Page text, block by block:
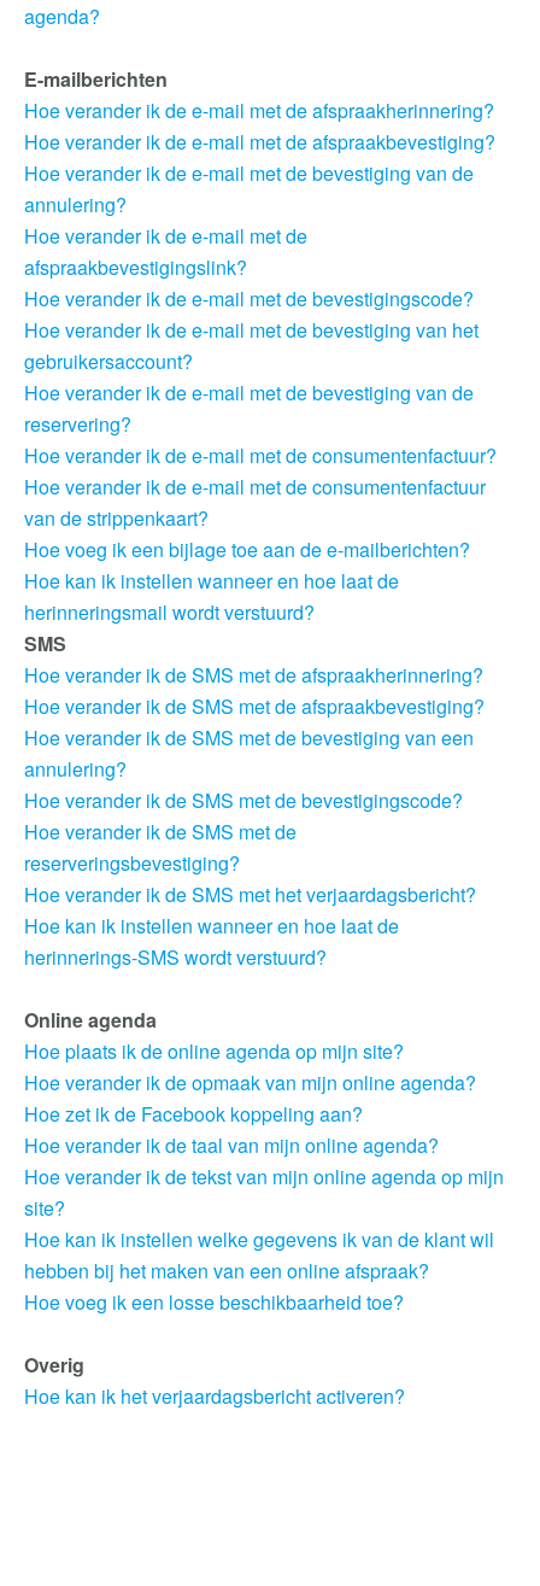
agenda?
E-mailberichten
Hoe verander ik de e-mail met de afspraakherinnering?
Hoe verander ik de e-mail met de afspraakbevestiging?
Hoe verander ik de e-mail met de bevestiging van de
annulering?
Hoe verander ik de e-mail met de
afspraakbevestigingslink?
Hoe verander ik de e-mail met de bevestigingscode?
Hoe verander ik de e-mail met de bevestiging van het
gebruikersaccount?
Hoe verander ik de e-mail met de bevestiging van de
reservering?
Hoe verander ik de e-mail met de consumentenfactuur?
Hoe verander ik de e-mail met de consumentenfactuur
van de strippenkaart?
Hoe voeg ik een bijlage toe aan de e-mailberichten?
Hoe kan ik instellen wanneer en hoe laat de
herinneringsmail wordt verstuurd?
SMS
Hoe verander ik de SMS met de afspraakherinnering?
Hoe verander ik de SMS met de afspraakbevestiging?
Hoe verander ik de SMS met de bevestiging van een
annulering?
Hoe verander ik de SMS met de bevestigingscode?
Hoe verander ik de SMS met de
reserveringsbevestiging?
Hoe verander ik de SMS met het verjaardagsbericht?
Hoe kan ik instellen wanneer en hoe laat de
herinnerings-SMS wordt verstuurd?
Online agenda
Hoe plaats ik de online agenda op mijn site?
Hoe verander ik de opmaak van mijn online agenda?
Hoe zet ik de Facebook koppeling aan?
Hoe verander ik de taal van mijn online agenda?
Hoe verander ik de tekst van mijn online agenda op mijn
site?
Hoe kan ik instellen welke gegevens ik van de klant wil
hebben bij het maken van een online afspraak?
Hoe voeg ik een losse beschikbaarheid toe?
Overig
Hoe kan ik het verjaardagsbericht activeren?